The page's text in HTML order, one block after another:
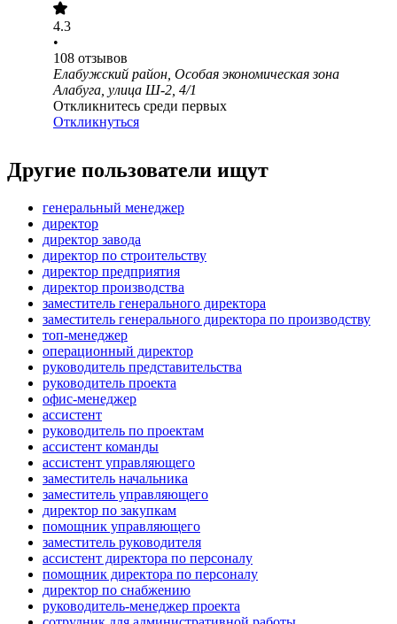
4.3
•
108 отзывов
Елабужский район, Особая экономическая зона
Алабуга, улица Ш-2, 4/1
Откликнитесь среди первых
Откликнуться
Другие пользователи ищут
генеральный менеджер
директор
директор завода
директор по строительству
директор предприятия
директор производства
заместитель генерального директора
заместитель генерального директора по производству
топ-менеджер
операционный директор
руководитель представительства
руководитель проекта
офис-менеджер
ассистент
руководитель по проектам
ассистент команды
ассистент управляющего
заместитель начальника
заместитель управляющего
директор по закупкам
помощник управляющего
заместитель руководителя
ассистент директора по персоналу
помощник директора по персоналу
директор по снабжению
руководитель-менеджер проекта